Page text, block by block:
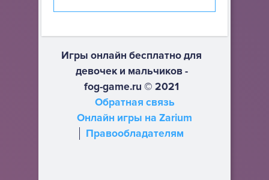
Игры онлайн бесплатно для
девочек и мальчиков -
fog-game.ru © 2021
Обратная связь
Онлайн игры на Zarium
Правообладателям